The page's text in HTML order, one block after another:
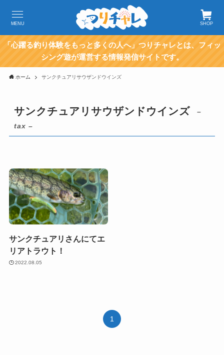
SHOP
MENU
「心躍る釣り体験をもっと多くの人へ」つりチャレとは、フィッ
シング遊が運営する情報発信サイトです。
ホーム サンクチュアリサウザンドウインズ
サンクチュアリサウザンドウインズ
–
tax –
サンクチュアリさんにてエ
リアトラウト！
2022.08.05
1